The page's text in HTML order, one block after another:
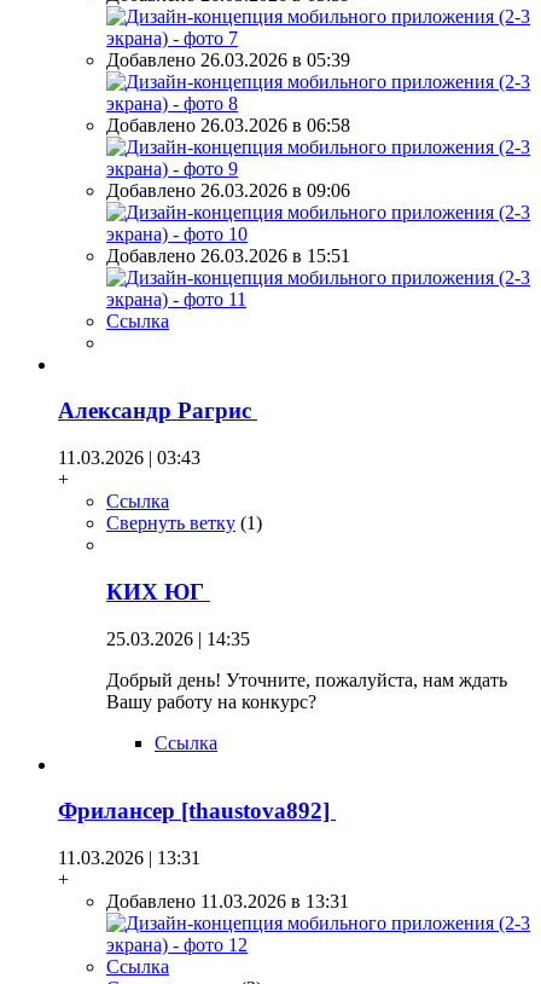
Добавлено 26.03.2026 в 05:39
Добавлено 26.03.2026 в 06:58
Добавлено 26.03.2026 в 09:06
Добавлено 26.03.2026 в 15:51
Ссылка
Александр Рагрис
11.03.2026 | 03:43
+
Ссылка
Свернуть ветку (1)
КИХ ЮГ
25.03.2026 | 14:35
Добрый день! Уточните, пожалуйста, нам ждать
Вашу работу на конкурс?
Ссылка
Фрилансер [thaustova892]
11.03.2026 | 13:31
+
Добавлено 11.03.2026 в 13:31
Ссылка